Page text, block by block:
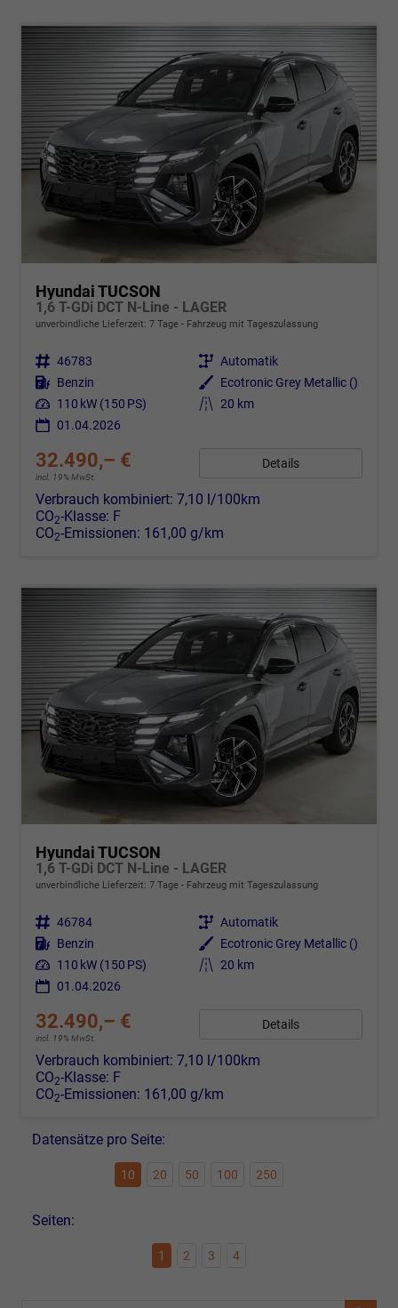
Hyundai TUCSON
1,6 T-GDi DCT N-Line - LAGER
unverbindliche Lieferzeit: 7 Tage Fahrzeug mit Tageszulassung
Fahrzeugnr. 46783 Getriebe Automatik
Kraftstoff Benzin Außenfarbe
Ecotronic Grey Metallic ()
Leistung 110 kW (150 PS) Kilometerstand 20 km
01.04.2026
32.490,– €
incl. 19% MwSt.
Details
Verbrauch kombiniert: 7,10 l/100km
CO2-Klasse: F
CO2-Emissionen: 161,00 g/km
Hyundai TUCSON
1,6 T-GDi DCT N-Line - LAGER
unverbindliche Lieferzeit: 7 Tage Fahrzeug mit Tageszulassung
Fahrzeugnr. 46784 Getriebe Automatik
Kraftstoff Benzin Außenfarbe
Ecotronic Grey Metallic ()
Leistung 110 kW (150 PS) Kilometerstand 20 km
01.04.2026
32.490,– €
incl. 19% MwSt.
Details
Verbrauch kombiniert: 7,10 l/100km
CO2-Klasse: F
CO2-Emissionen: 161,00 g/km
Datensätze pro Seite:
10 20 50 100 250
Seiten:
1 2 3 4